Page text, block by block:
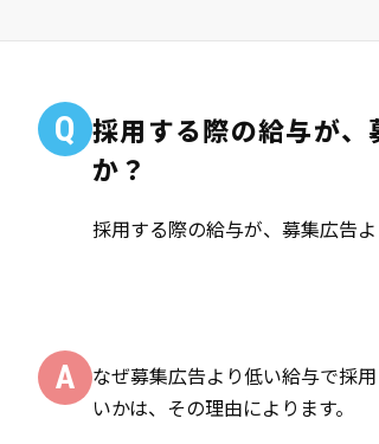
Q
採用する際の給与が、
か？
採用する際の給与が、募集広告
A
なぜ募集広告より低い給与で採
いかは、その理由によります。